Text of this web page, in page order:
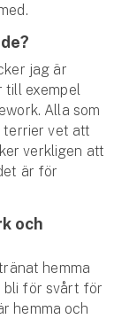
jag är
till exempel
Alla som
terrier vet att
verkligen att
är för
och
hemma
bli för svårt för
hemma och